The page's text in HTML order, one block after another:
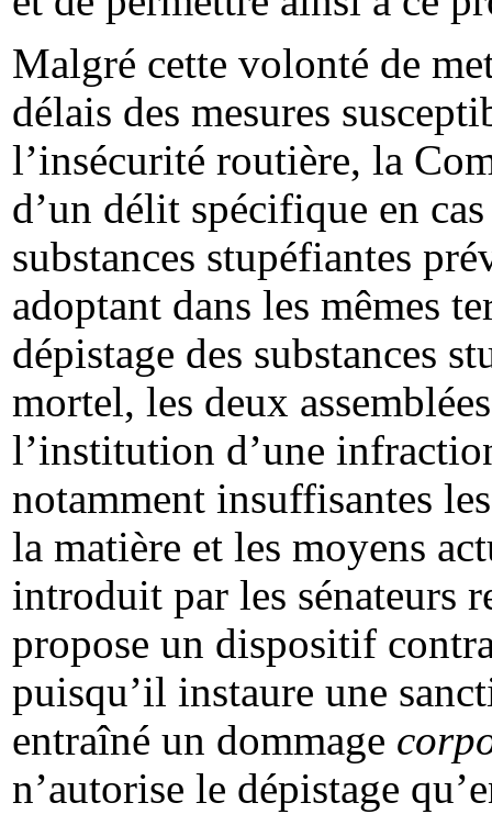
Malgré cette volonté de
délais des mesures
l’insécurité routière, la
d’un délit spécifique en
substances stupéfiantes
adoptant dans les mêmes
dépistage des substances
mortel, les deux
l’institution d’une
notamment insuffisantes
la matière et les moyens
introduit par les sénateurs
propose un dispositif
puisqu’il instaure une
entraîné un dommage
n’autorise le dépistage